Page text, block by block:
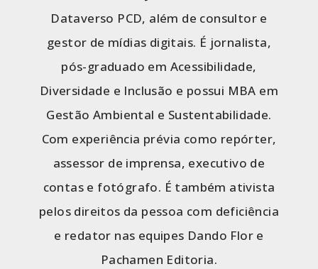
Dataverso PCD, além de consultor e
gestor de mídias digitais. É jornalista,
pós-graduado em Acessibilidade,
Diversidade e Inclusão e possui MBA em
Gestão Ambiental e Sustentabilidade.
Com experiência prévia como repórter,
assessor de imprensa, executivo de
contas e fotógrafo. É também ativista
pelos direitos da pessoa com deficiência
e redator nas equipes Dando Flor e
Pachamen Editoria.